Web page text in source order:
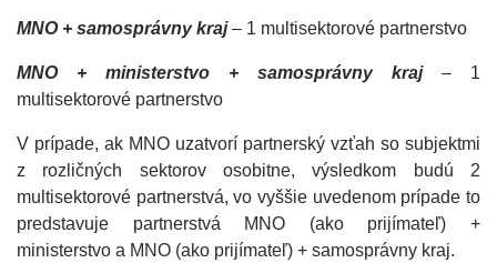
MNO + samosprávny kraj– 1 multisektorové partnerstvo
MNO + ministerstvo + samosprávny kraj– 1
multisektorové partnerstvo
V prípade, ak MNO uzatvorí partnerský vzťah so subjektmi
z rozličných sektorov osobitne, výsledkom budú 2
multisektorové partnerstvá, vo vyššie uvedenom prípade to
predstavuje partnerstvá MNO (ako prijímateľ) +
ministerstvo a MNO (ako prijímateľ) + samosprávny kraj.